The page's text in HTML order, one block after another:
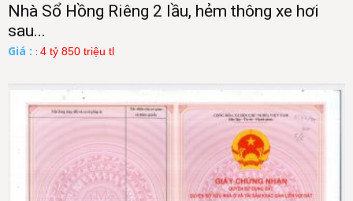
Nhà Sổ Hồng Riêng 2 lầu, hẻm thông xe hơi
sau...
Giá : : 4 tỷ 850 triệu tl